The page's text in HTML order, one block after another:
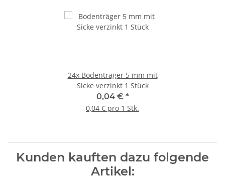
24x Bodenträger 5 mm mit
Sicke verzinkt 1 Stück
0,04 € *
0,04 € pro 1 Stk.
Kunden kauften dazu folgende
Artikel: